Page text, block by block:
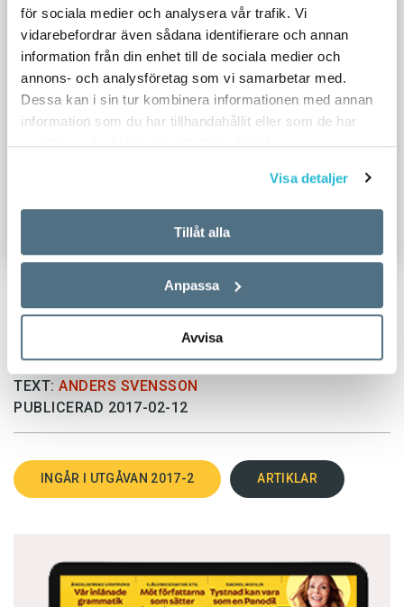
för sociala medier och analysera vår trafik. Vi
vidarebefordrar även sådana identifierare och annan
information från din enhet till de sociala medier och
annons- och analysföretag som vi samarbetar med.
Dessa kan i sin tur kombinera informationen med annan
information som du har tillhandahållit eller som de har
samlat in när du har använt deras tjänster.
Visa detaljer
Tillåt alla
Anpassa
Avvisa
TEXT: ANDERS SVENSSON
PUBLICERAD 2017-02-12
INGÅR I UTGÅVAN 2017-2 ARTIKLAR